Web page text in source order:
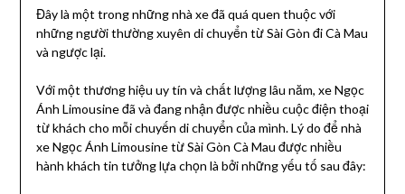
Đây là một trong những nhà xe đã quá quen thuộc với
những người thường xuyên di chuyển từ Sài Gòn đi Cà Mau
và ngược lại.
Với một thương hiệu uy tín và chất lượng lâu năm, xe Ngọc
Ánh Limousine đã và đang nhận được nhiều cuộc điện thoại
từ khách cho mỗi chuyến di chuyển của mình. Lý do để nhà
xe Ngọc Ánh Limousine từ Sài Gòn Cà Mau được nhiều
hành khách tin tưởng lựa chọn là bởi những yếu tố sau đây: